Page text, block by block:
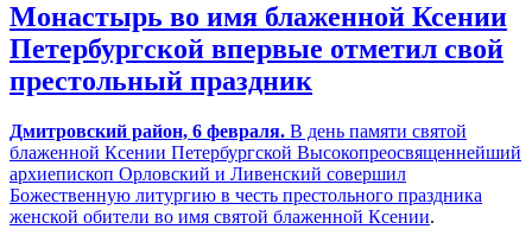
Монастырь во имя блаженной Ксении
Петербургской впервые отметил свой
престольный праздник
Дмитровский район, 6 февраля. В день памяти святой
блаженной Ксении Петербургской Высокопреосвященнейший
архиепископ Орловский и Ливенский совершил
Божественную литургию в честь престольного праздника
женской обители во имя святой блаженной Ксении.